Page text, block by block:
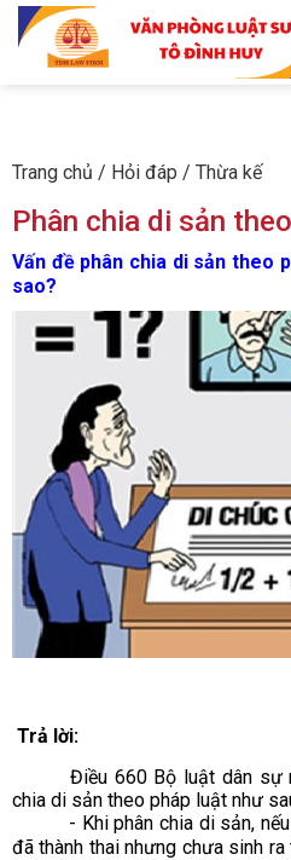
Trang chủ / Hỏi đáp / Thừa kế
Phân chia di sản
Vấn đề phân chia di sản theo
sao?
Trả lời:
Điều 660 Bộ luật dân sự
chia di sản theo pháp luật như
- Khi phân chia di sản,
đã thành thai nhưng chưa sinh